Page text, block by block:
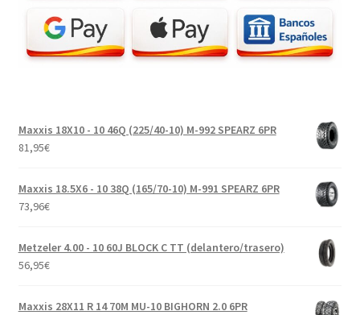
Maxxis 18X10 - 10 46Q (225/40-10) M-992 SPEARZ 6PR
81,95€
Maxxis 18.5X6 - 10 38Q (165/70-10) M-991 SPEARZ 6PR
73,96€
Metzeler 4.00 - 10 60J BLOCK C TT (delantero/trasero)
56,95€
Maxxis 28X11 R 14 70M MU-10 BIGHORN 2.0 6PR